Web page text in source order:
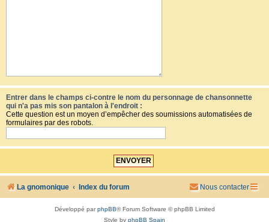
Entrer dans le champs ci-contre le nom du personnage de chansonnette
qui n'a pas mis son pantalon à l'endroit :
Cette question est un moyen d’empêcher des soumissions automatisées de
formulaires par des robots.
La gnomonique Index du forum Nous contacter
Développé parphpBB® Forum Software © phpBB Limited
Style by phpBB Spain